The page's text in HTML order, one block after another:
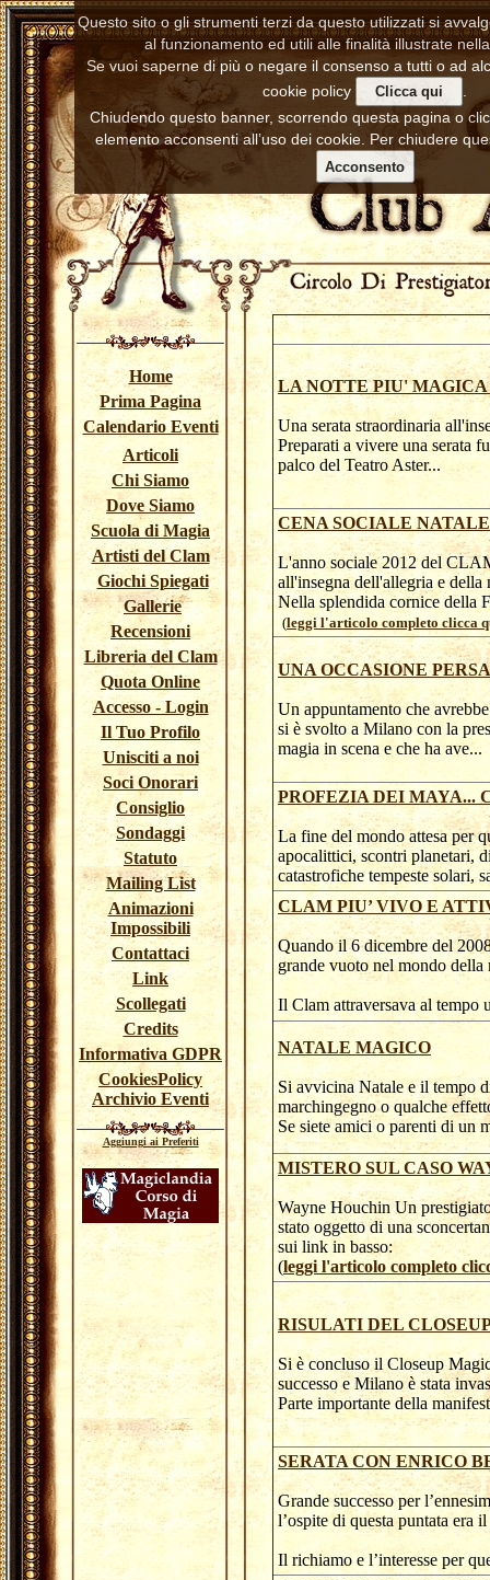
Home
Prima Pagina
Calendario Eventi
Articoli
Chi Siamo
Dove Siamo
Scuola di Magia
Artisti del Clam
Giochi Spiegati
Gallerie
Recensioni
Libreria del Clam
Quota Online
Accesso - Login
Il Tuo Profilo
Unisciti a noi
Soci Onorari
Consiglio
Sondaggi
Statuto
Mailing List
Animazioni
Impossibili
Contattaci
Link
Scollegati
Credits
Informativa GDPR
CookiesPolicy
Archivio Eventi
Aggiungi ai Preferiti
Questo sito o gli strumenti terzi da questo utilizzati si
al funzionamento ed utili alle finalità illustrate
Se vuoi saperne di più o negare il consenso a tutti o ad
cookie policy
Clicca qui
Chiudendo questo banner, scorrendo questa pagina o
elemento acconsenti all’uso dei cookie. Per chiudere
Acconsento
LA NOTTE PIU'
Una serata straordinaria
Preparati a vivere una serata
palco del Teatro
CENA SOCIALE NATALE
L'anno sociale 2012 del
all'insegna dell'allegria e della
Nella splendida cornice della
(leggi l'articolo completo clicca
UNA OCCASIONE PERSA
Un appuntamento che
si è svolto a Milano con la
magia in scena e che ha ave...
PROFEZIA DEI MAYA...
La fine del mondo attesa per
apocalittici, scontri planetari,
catastrofiche tempeste solari,
CLAM PIU’ VIVO E
Quando il 6 dicembre del
grande vuoto nel mondo
Il Clam attraversava al
NATALE MAGICO
Si avvicina Natale e il tempo
marchingegno o qualche
Se siete amici o parenti di un
MISTERO SUL CASO
Wayne Houchin Un
stato oggetto di una
sui link in basso:
(leggi l'articolo completo
RISULATI DEL
Si è concluso il Closeup
successo e Milano è stata
Parte importante della
SERATA CON ENRICO
Grande successo per
l’ospite di questa puntata era
Il richiamo e l’interesse per